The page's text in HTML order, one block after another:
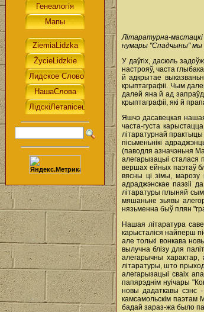
Літаратурна-
нумары "Спадчыны" мы
У даўгіх, дасюль
настрояў, часта
й адкрытае
крыптаграфіі. Чым
далей яна й ад
крыптаграфіі, які й
Яшчэ дасавецкая
часта-густа
літаратурнай
пісьменьнікі
(паводля азначэньня
алегарызацыі сталася
вершах ейных паэтаў
вясны ці зімы, марозу
адраджэнскае паэзіі
літаратуры плыняй
мяшаньне зьявы
нязьменна быў плян
Нашая літаратура
карысталіся найперш
але толькі вонкава
вылучна блізу для
алегарычны
літаратуры, што
алегарызацыі сваіх
папярэднім нуічары
новы дадаткавы сэнс
камсамольскім паэтам
бадай зараз-жа было